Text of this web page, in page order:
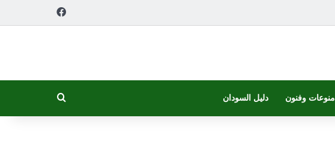
منوعات وفنون دليل السودان